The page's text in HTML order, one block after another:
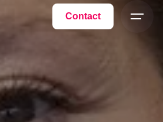
Contact